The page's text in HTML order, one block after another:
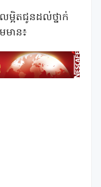
ម្អិតជូនដល់ថ្នាក់
មាន៖